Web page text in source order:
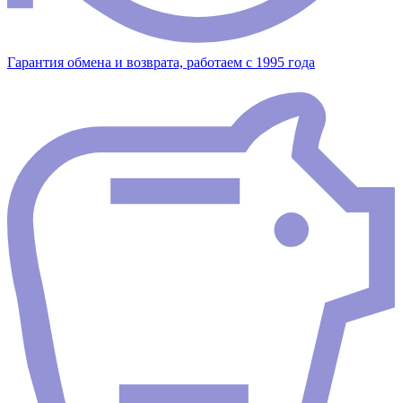
Гарантия обмена и возврата, работаем с 1995 года